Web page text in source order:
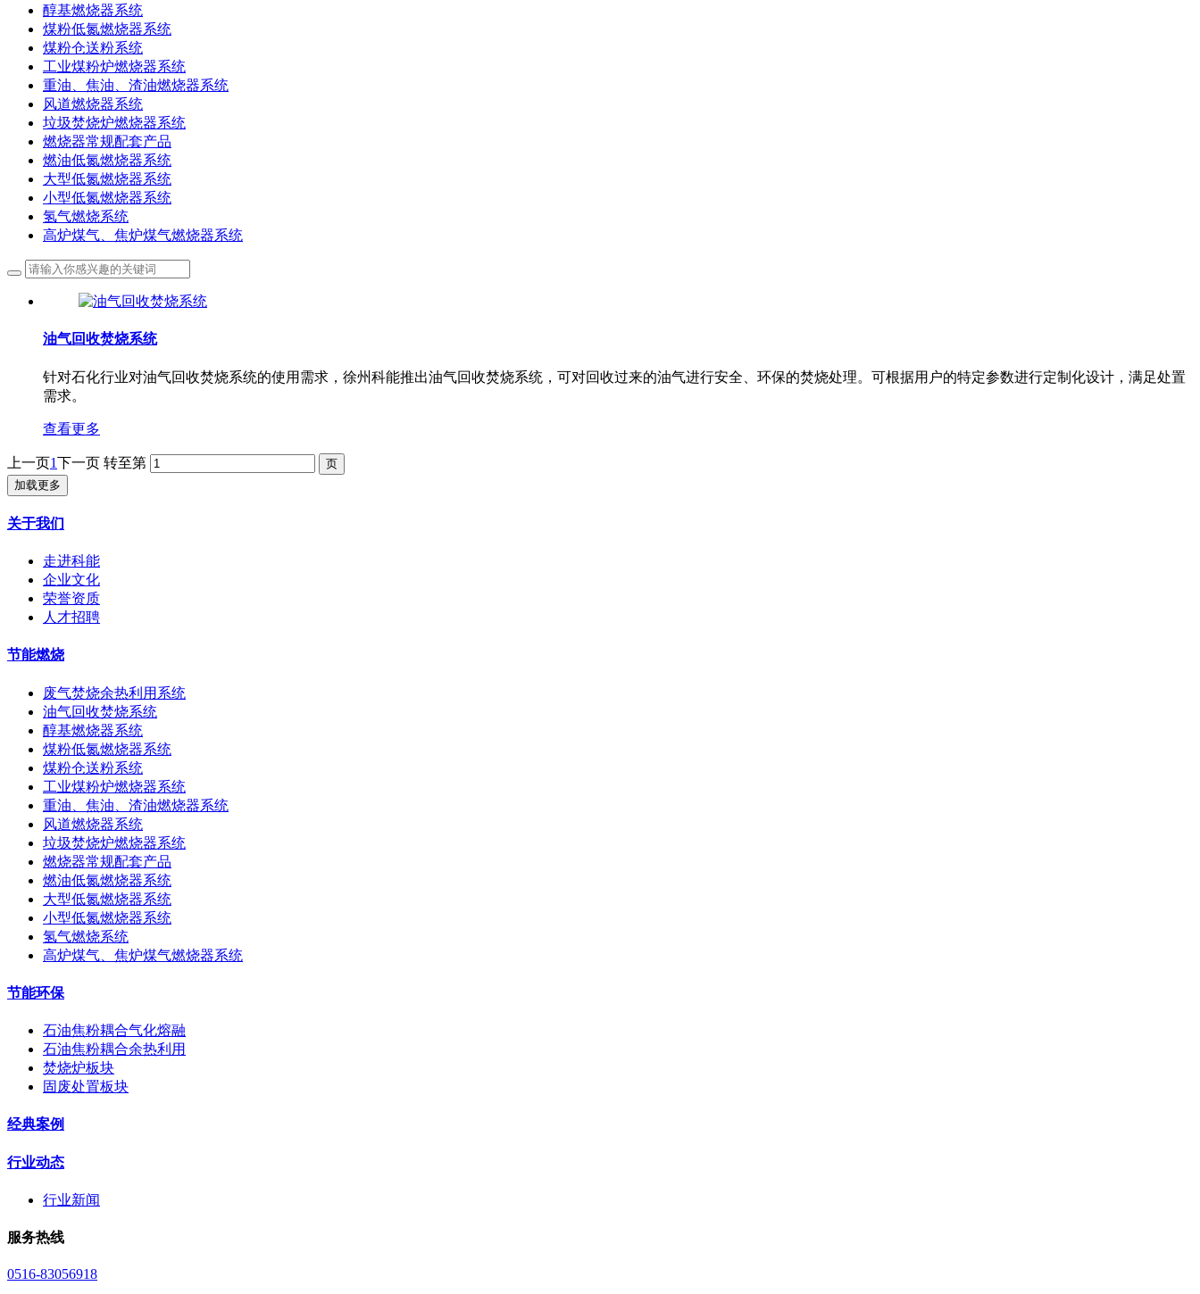
醇基燃烧器系统
煤粉低氮燃烧器系统
煤粉仓送粉系统
工业煤粉炉燃烧器系统
重油、焦油、渣油燃烧器系统
风道燃烧器系统
垃圾焚烧炉燃烧器系统
燃烧器常规配套产品
燃油低氮燃烧器系统
大型低氮燃烧器系统
小型低氮燃烧器系统
氢气燃烧系统
高炉煤气、焦炉煤气燃烧器系统
油气回收焚烧系统
针对石化行业对油气回收焚烧系统的使用需求，徐州科能推出油气回收焚烧系统，可对回收过来的油气进行安全、环保的焚烧处理。可根据用户的特定参数进行定制化设计，满足处置
需求。
查看更多
上一页1下一页 转至第
加载更多
关于我们
走进科能
企业文化
荣誉资质
人才招聘
节能燃烧
废气焚烧余热利用系统
油气回收焚烧系统
醇基燃烧器系统
煤粉低氮燃烧器系统
煤粉仓送粉系统
工业煤粉炉燃烧器系统
重油、焦油、渣油燃烧器系统
风道燃烧器系统
垃圾焚烧炉燃烧器系统
燃烧器常规配套产品
燃油低氮燃烧器系统
大型低氮燃烧器系统
小型低氮燃烧器系统
氢气燃烧系统
高炉煤气、焦炉煤气燃烧器系统
节能环保
石油焦粉耦合气化熔融
石油焦粉耦合余热利用
焚烧炉板块
固废处置板块
经典案例
行业动态
行业新闻
服务热线
0516-83056918